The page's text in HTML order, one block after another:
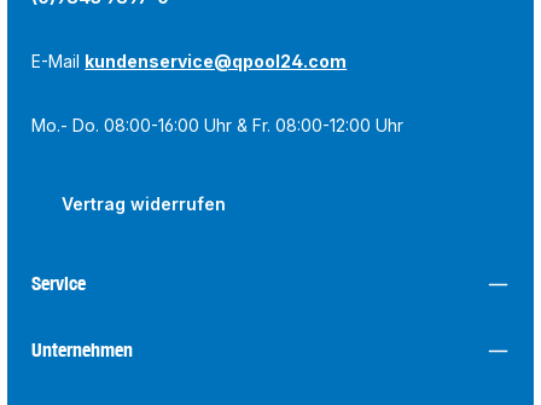
E-Mail kundenservice@qpool24.com
Mo.- Do. 08:00-16:00 Uhr & Fr. 08:00-12:00 Uhr
Vertrag widerrufen
Service
Unternehmen